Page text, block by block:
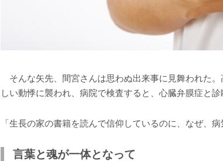
そんな矢先、間宮さんは思わぬ出来事に見舞われた
しい動悸に襲われ、病院で検査すると、心臓弁膜症と診
「生長の家の書籍を読んで信仰しているのに、なぜ、
言葉と魂が一体となって